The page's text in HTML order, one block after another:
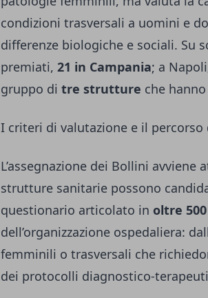
condizioni trasversali a uomini e
differenze biologiche e sociali. Su
premiati, 21 in Campania; a
gruppo di tre strutture che
I criteri di valutazione e il percorso
L’assegnazione dei Bollini
strutture sanitarie possono
questionario articolato in oltre
dell’organizzazione ospedaliera:
femminili o trasversali che
dei protocolli diagnostico-